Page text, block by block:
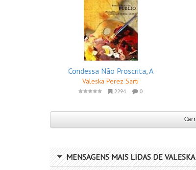
Condessa Não Proscrita, A
Valeska Perez Sarti
2294 0
MENSAGENS MAIS LIDAS DE